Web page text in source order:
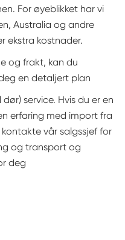
For øyeblikket har vi
Australia og andre
ekstra kostnader.
og frakt, kan du
en detaljert plan
service. Hvis du er en
erfaring med import fra
vår salgssjef for
og transport og
deg